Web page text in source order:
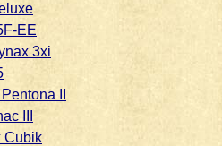
EE
3xi
II
III
Cubik